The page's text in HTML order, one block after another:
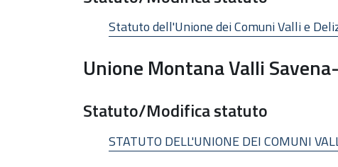
Statuto dell'Unione dei Comuni Valli e
Unione Montana Valli
Statuto/Modifica statuto
STATUTO DELL'UNIONE DEI COMUNI